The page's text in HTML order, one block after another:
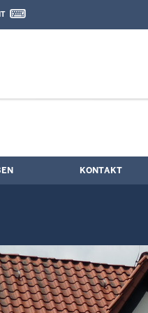
Kontaktformular
KONTAKT